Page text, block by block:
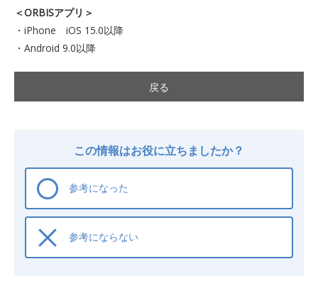
＜ORBISアプリ＞
・iPhone iOS 15.0以降
・Android 9.0以降
戻る
この情報はお役に立ちましたか？
参考になった
参考にならない